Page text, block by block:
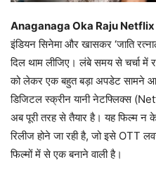
Anaganaga Oka Raju
इंडियन सिनेमा और खासकर ‘जाति
दिल थाम लीजिए। लंबे समय से चर्चा में
को लेकर एक बहुत बड़ा अपडेट सामने
डिजिटल स्क्रीन यानी नेटफ्लिक्स
अब पूरी तरह से तैयार है। यह फिल्म न
रिलीज होने जा रही है, जो इसे OTT
फिल्मों में से एक बनाने वाली है।